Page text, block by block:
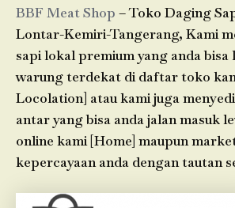
BBF Meat Shop – Toko Daging
Lontar-Kemiri-Tangerang, Kami
sapi lokal premium yang anda
warung terdekat di daftar toko
Locolation] atau kami juga
antar yang bisa anda jalan masuk
online kami [Home] maupun
kepercayaan anda dengan tautan